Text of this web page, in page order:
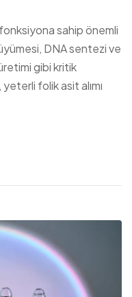
sahip önemli
DNA sentezi ve
üretimi gibi kritik
folik asit alımı